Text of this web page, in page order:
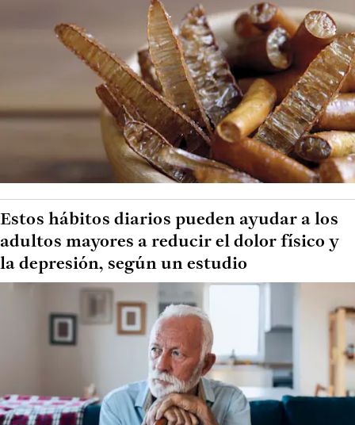
Estos hábitos diarios pueden ayudar a los
adultos mayores a reducir el dolor físico y
la depresión, según un estudio